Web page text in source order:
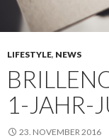
LIFESTYLE, NEWS
1-JAHR-
23. NOVEMBER 2016